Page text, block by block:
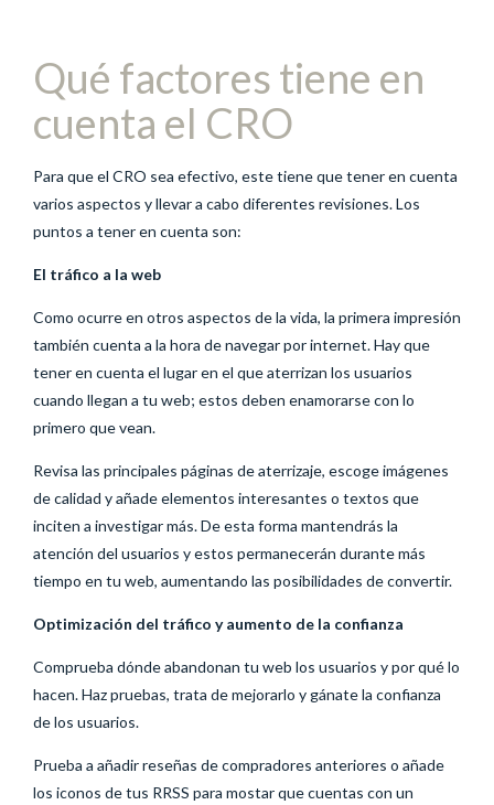
Qué factores tiene en
cuenta el CRO
Para que el CRO sea efectivo, este tiene que tener en cuenta
varios aspectos y llevar a cabo diferentes revisiones. Los
puntos a tener en cuenta son:
El tráfico a la web
Como ocurre en otros aspectos de la vida, la primera impresión
también cuenta a la hora de navegar por internet. Hay que
tener en cuenta el lugar en el que aterrizan los usuarios
cuando llegan a tu web; estos deben enamorarse con lo
primero que vean.
Revisa las principales páginas de aterrizaje, escoge imágenes
de calidad y añade elementos interesantes o textos que
inciten a investigar más. De esta forma mantendrás la
atención del usuarios y estos permanecerán durante más
tiempo en tu web, aumentando las posibilidades de convertir.
Optimización del tráfico y aumento de la confianza
Comprueba dónde abandonan tu web los usuarios y por qué lo
hacen. Haz pruebas, trata de mejorarlo y gánate la confianza
de los usuarios.
Prueba a añadir reseñas de compradores anteriores o añade
los iconos de tus RRSS para mostar que cuentas con un